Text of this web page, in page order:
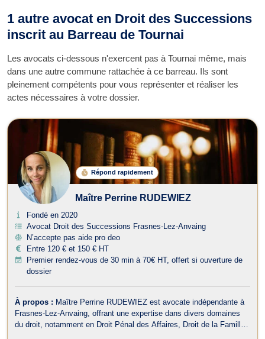
1 autre avocat en Droit des Successions
inscrit au Barreau de Tournai
Les avocats ci-dessous n'exercent pas à Tournai même, mais
dans une autre commune rattachée à ce barreau. Ils sont
pleinement compétents pour vous représenter et réaliser les
actes nécessaires à votre dossier.
Répond rapidement
Maître Perrine RUDEWIEZ
Fondé en 2020
Avocat Droit des Successions Frasnes-Lez-Anvaing
N’accepte pas aide pro deo
Entre 120 € et 150 € HT
Premier rendez-vous de 30 min à 70€ HT, offert si ouverture de
dossier
À propos : Maître Perrine RUDEWIEZ est avocate indépendante à
Frasnes-Lez-Anvaing, offrant une expertise dans divers domaines
du droit, notamment en Droit Pénal des Affaires, Droit de la Famille,